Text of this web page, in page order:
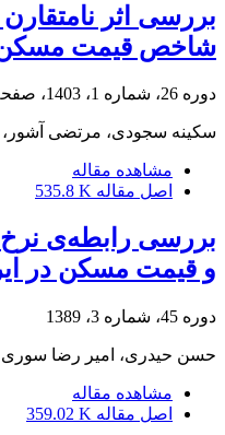
بررسی اثر
شاخص قیمت
دوره 26، شماره 1، 1403، صفحه
سکینه سجودی، مرتضی آشور،
مشاهده مقاله
اصل مقاله 535.8 K
بررسی رابطه‌ی
و قیمت مسکن در
دوره 45، شماره 3، 1389
حسن حیدری، امیر رضا سوری
مشاهده مقاله
اصل مقاله 359.02 K